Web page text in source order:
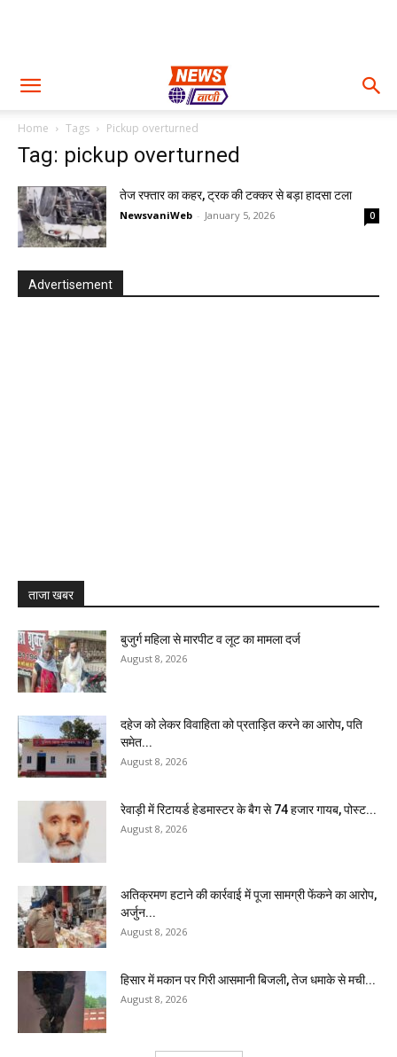
Home Tags Pickup overturned
Tag: pickup overturned
तेज रफ्तार का कहर, ट्रक की टक्कर से बड़ा हादसा टला
NewsvaniWeb - January 5, 2026 0
Advertisement
ताजा खबर
बुजुर्ग महिला से मारपीट व लूट का मामला दर्ज
August 8, 2026
दहेज को लेकर विवाहिता को प्रताड़ित करने का आरोप, पति
समेत...
August 8, 2026
रेवाड़ी में रिटायर्ड हेडमास्टर के बैग से ₹74 हजार गायब, पोस्ट...
August 8, 2026
अतिक्रमण हटाने की कार्रवाई में पूजा सामग्री फेंकने का आरोप,
अर्जुन...
August 8, 2026
हिसार में मकान पर गिरी आसमानी बिजली, तेज धमाके से मची...
August 8, 2026